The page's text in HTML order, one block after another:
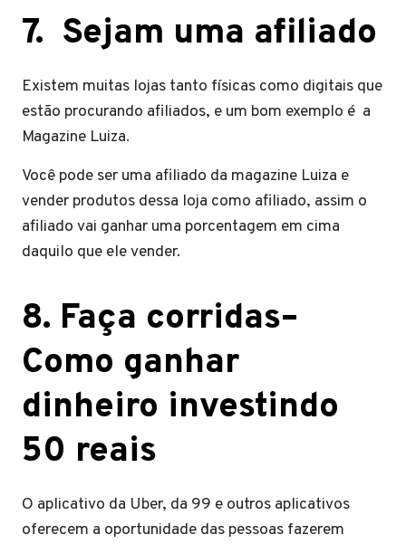
7. Sejam uma afiliado
Existem muitas lojas tanto físicas como digitais que
estão procurando afiliados, e um bom exemplo é a
Magazine Luiza.
Você pode ser uma afiliado da magazine Luiza e
vender produtos dessa loja como afiliado, assim o
afiliado vai ganhar uma porcentagem em cima
daquilo que ele vender.
8. Faça corridas–
Como ganhar
dinheiro investindo
50 reais
O aplicativo da Uber, da 99 e outros aplicativos
oferecem a oportunidade das pessoas fazerem